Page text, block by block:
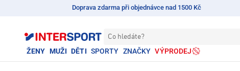
Doprava zdarma při objednávce nad 1500 Kč
Co hledáte?
ŽENY MUŽI DĚTI SPORTY ZNAČKY VÝPRODEJ